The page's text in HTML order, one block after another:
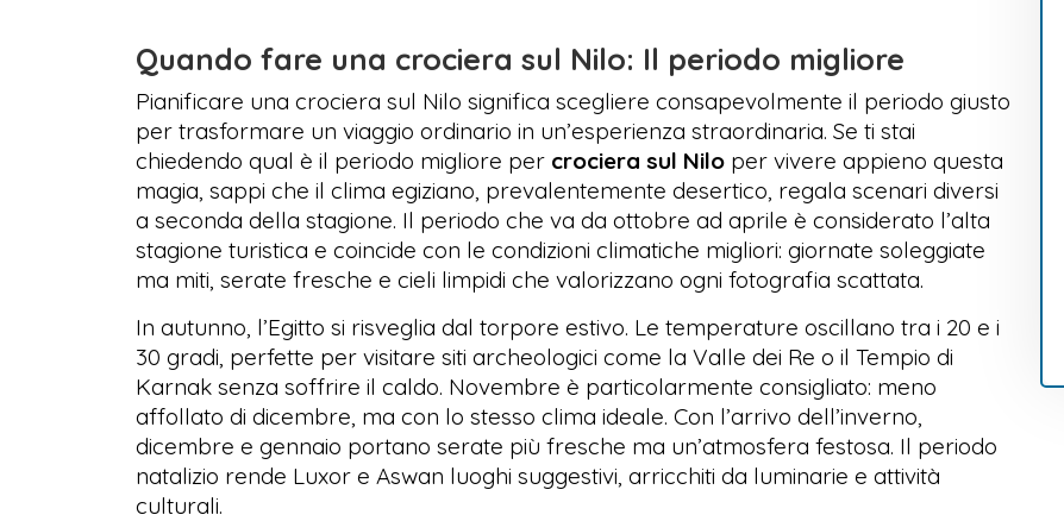
Quando fare una crociera sul Nilo: Il periodo migliore
Pianificare una crociera sul Nilo significa scegliere consapevolmente il periodo giusto
per trasformare un viaggio ordinario in un’esperienza straordinaria. Se ti stai
chiedendo qual è il periodo migliore per crociera sul Nilo per vivere appieno questa
magia, sappi che il clima egiziano, prevalentemente desertico, regala scenari diversi
a seconda della stagione. Il periodo che va da ottobre ad aprile è considerato l’alta
stagione turistica e coincide con le condizioni climatiche migliori: giornate soleggiate
ma miti, serate fresche e cieli limpidi che valorizzano ogni fotografia scattata.
In autunno, l’Egitto si risveglia dal torpore estivo. Le temperature oscillano tra i 20 e i
30 gradi, perfette per visitare siti archeologici come la Valle dei Re o il Tempio di
Karnak senza soffrire il caldo. Novembre è particolarmente consigliato: meno
affollato di dicembre, ma con lo stesso clima ideale. Con l’arrivo dell’inverno,
dicembre e gennaio portano serate più fresche ma un’atmosfera festosa. Il periodo
natalizio rende Luxor e Aswan luoghi suggestivi, arricchiti da luminarie e attività
culturali.